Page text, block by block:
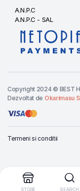
PAHAR
TRANSPARENT
A.N.P.C
A.N.P.C - SAL
Copyright 2024 © BEST
Dezvoltat de Okarimasu
Termeni si conditii
STORE SEARCH